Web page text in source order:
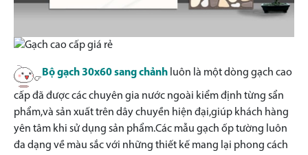
Bộ gạch 30x60 sang chảnh luôn là một dòng gạch cao
cấp đã được các chuyên gia nước ngoài kiểm định từng sẩn
phẩm,và sản xuất trên dây chuyền hiện đại,giúp khách hàng
yên tâm khi sử dụng sản phẩm.Các mẫu gạch ốp tường luôn
đa dạng về màu sắc với những thiết kế mang lại phong cách